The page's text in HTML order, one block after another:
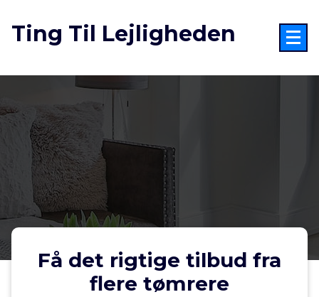
indhold
Ting Til Lejligheden
Få det rigtige tilbud fra
flere tømrere